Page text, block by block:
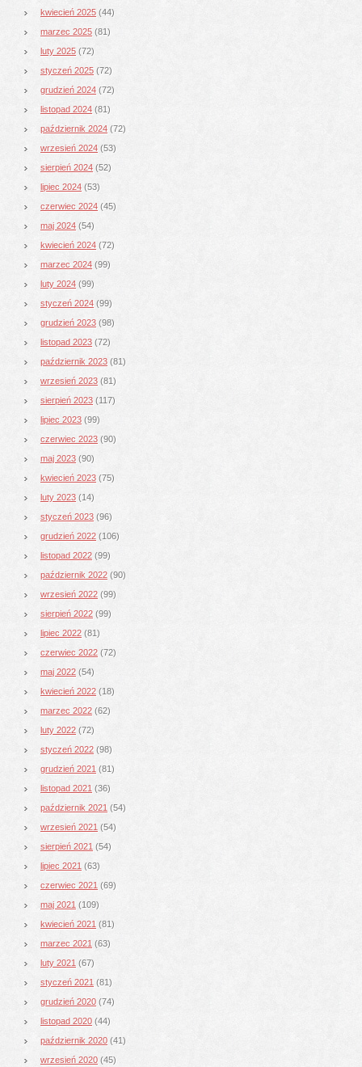
kwiecień 2025 (44)
marzec 2025 (81)
luty 2025 (72)
styczeń 2025 (72)
grudzień 2024 (72)
listopad 2024 (81)
październik 2024 (72)
wrzesień 2024 (53)
sierpień 2024 (52)
lipiec 2024 (53)
czerwiec 2024 (45)
maj 2024 (54)
kwiecień 2024 (72)
marzec 2024 (99)
luty 2024 (99)
styczeń 2024 (99)
grudzień 2023 (98)
listopad 2023 (72)
październik 2023 (81)
wrzesień 2023 (81)
sierpień 2023 (117)
lipiec 2023 (99)
czerwiec 2023 (90)
maj 2023 (90)
kwiecień 2023 (75)
luty 2023 (14)
styczeń 2023 (96)
grudzień 2022 (106)
listopad 2022 (99)
październik 2022 (90)
wrzesień 2022 (99)
sierpień 2022 (99)
lipiec 2022 (81)
czerwiec 2022 (72)
maj 2022 (54)
kwiecień 2022 (18)
marzec 2022 (62)
luty 2022 (72)
styczeń 2022 (98)
grudzień 2021 (81)
listopad 2021 (36)
październik 2021 (54)
wrzesień 2021 (54)
sierpień 2021 (54)
lipiec 2021 (63)
czerwiec 2021 (69)
maj 2021 (109)
kwiecień 2021 (81)
marzec 2021 (63)
luty 2021 (67)
styczeń 2021 (81)
grudzień 2020 (74)
listopad 2020 (44)
październik 2020 (41)
wrzesień 2020 (45)